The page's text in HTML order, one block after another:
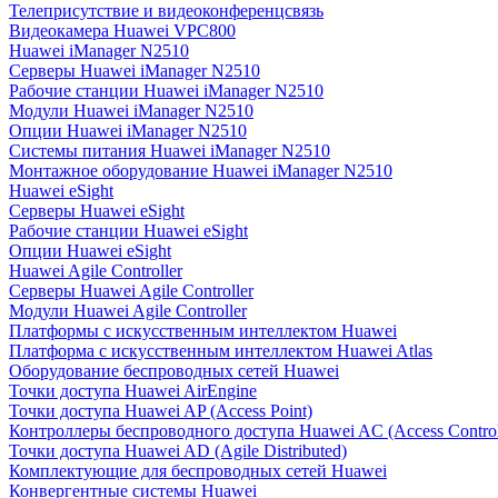
Телеприсутствие и видеоконференцсвязь
Видеокамера Huawei VPC800
Huawei iManager N2510
Серверы Huawei iManager N2510
Рабочие станции Huawei iManager N2510
Модули Huawei iManager N2510
Опции Huawei iManager N2510
Системы питания Huawei iManager N2510
Монтажное оборудование Huawei iManager N2510
Huawei eSight
Серверы Huawei eSight
Рабочие станции Huawei eSight
Опции Huawei eSight
Huawei Agile Controller
Серверы Huawei Agile Controller
Модули Huawei Agile Controller
Платформы с искусственным интеллектом Huawei
Платформа с искусственным интеллектом Huawei Atlas
Оборудование беспроводных сетей Huawei
Точки доступа Huawei AirEngine
Точки доступа Huawei AP (Access Point)
Контроллеры беспроводного доступа Huawei AC (Access
Точки доступа Huawei AD (Agile Distributed)
Комплектующие для беспроводных сетей Huawei
Конвергентные системы Huawei